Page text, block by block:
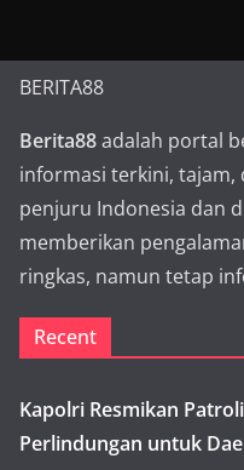
BERITA88
Berita88adalah portal
informasi terkini, tajam,
penjuru Indonesia dan
memberikan
ringkas, namun tetap
Recent
Kapolri Resmikan
Perlindungan untuk